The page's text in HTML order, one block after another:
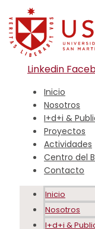
Linkedin
Inicio
Nosotros
I+d+i &
Proyectos
Actividades
Centro del
Contacto
Inicio
Nosotros
I+d+i &